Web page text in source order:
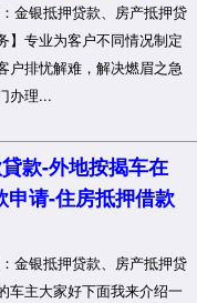
金银抵押贷款、房产抵押贷
】专业为客户不同情况制定
户排忧解难，解决燃眉之急
办理...
款-外地按揭车在
申请-住房抵押借款
金银抵押贷款、房产抵押贷
车主大家好下面我来介绍一